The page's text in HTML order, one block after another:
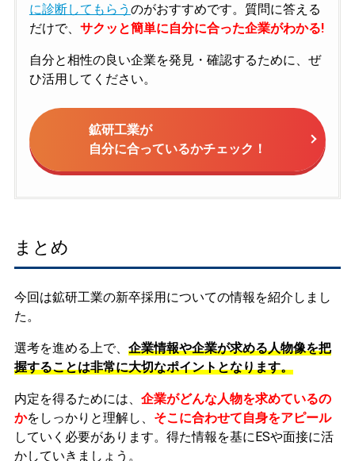
に診断してもらう のがおすすめです。質問に答える
だけで、 サクッと簡単に自分に合った企業がわかる!
自分と相性の良い企業を発見・確認するために、ぜ
ひ活用してください。
鉱研工業が
自分に合っているかチェック！
まとめ
今回は鉱研工業の新卒採用についての情報を紹介しまし
た。
選考を進める上で、 企業情報や企業が求める人物像を把
握することは非常に大切なポイントとなります。
内定を得るためには、 企業がどんな人物を求めているの
かをしっかりと理解し、 そこに合わせて自身をアピール
していく必要があります。 得た情報を基にESや面接に活
かしていきましょう。